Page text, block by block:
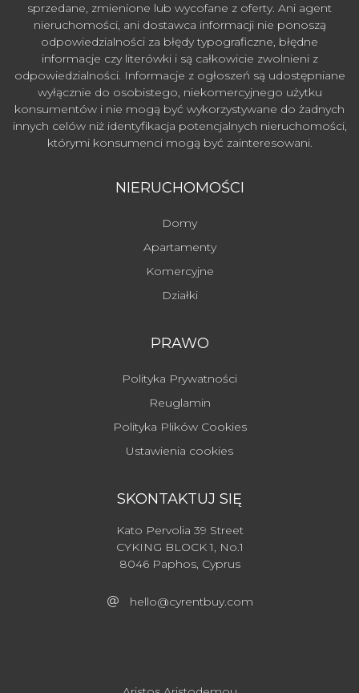
sprzedane, zmienione lub wycofane z oferty. Ani agent
nieruchomości, ani dostawca informacji nie ponoszą
odpowiedzialności za błędy typograficzne, błędne
informacje czy literówki i są całkowicie zwolnieni z
odpowiedzialności. Informacje z ogłoszeń są udostępniane
wyłącznie do osobistego, niekomercyjnego użytku
konsumentów i nie mogą być wykorzystywane do żadnych
innych celów niż identyfikacja potencjalnych nieruchomości,
którymi konsumenci mogą być zainteresowani.
NIERUCHOMOŚCI
Domy
Apartamenty
Komercyjne
Działki
PRAWO
Polityka Prywatności
Reuglamin
Polityka Plików Cookies
Ustawienia cookies
SKONTAKTUJ SIĘ
Kato Pervolia 39 Street
CYKING BLOCK 1, No.1
8046 Paphos, Cyprus
hello@cyrentbuy.com